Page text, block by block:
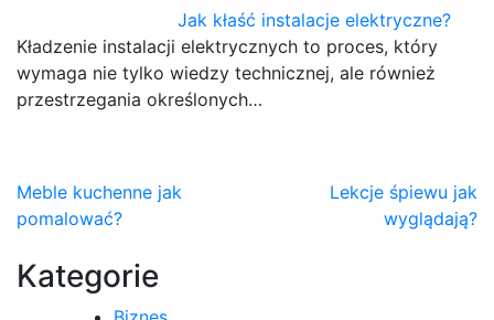
Jak kłaść instalacje elektryczne?
Kładzenie instalacji elektrycznych to proces, który
wymaga nie tylko wiedzy technicznej, ale również
przestrzegania określonych…
Nawigacja
wpisu
Meble kuchenne jak
pomalować?
Lekcje śpiewu jak
wyglądają?
Kategorie